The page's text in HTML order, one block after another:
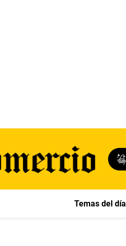
Temas del día